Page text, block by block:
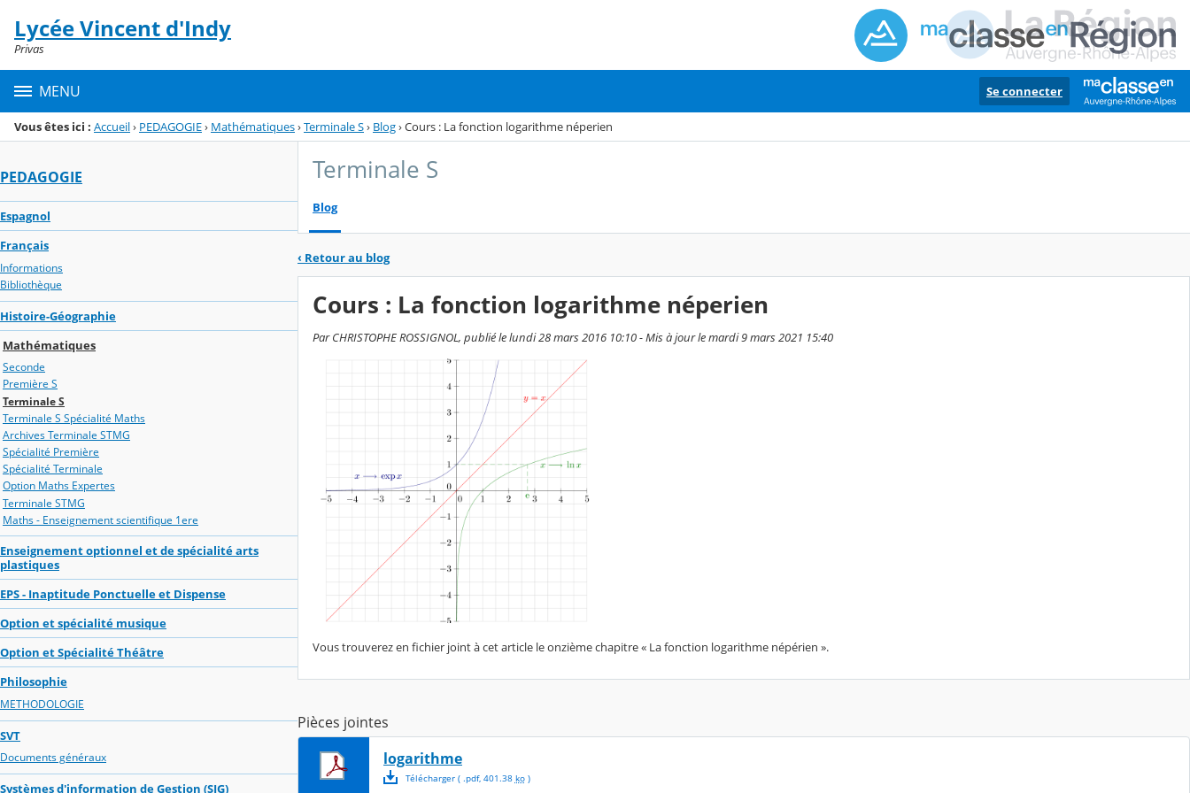
Menu de la rubrique
Contenu
Lycée Vincent d'Indy
Privas
MENU Se connecter
Vous êtes ici : Accueil› PEDAGOGIE› Mathématiques›Terminale S› Blog›Cours : La fonction logarithme néperien
PEDAGOGIE
Espagnol
Français
Informations
Bibliothèque
Histoire-Géographie
Mathématiques
Seconde
Première S
Terminale S
Terminale S Spécialité Maths
Archives Terminale STMG
Spécialité Première
Spécialité Terminale
Option Maths Expertes
Terminale STMG
Maths - Enseignement scientifique 1ere
Enseignement optionnel et de spécialité arts
plastiques
EPS - Inaptitude Ponctuelle et Dispense
Option et spécialité musique
Option et Spécialité Théâtre
Philosophie
METHODOLOGIE
SVT
Documents généraux
Systèmes d'information de Gestion (SIG)
Terminale S
Blog
‹ Retour au blog
Cours : La fonction logarithme néperien
Par CHRISTOPHE ROSSIGNOL, publié le lundi 28 mars 2016 10:10 - Mis à jour le mardi 9 mars 2021 15:40
Vous trouverez en fichier joint à cet article le onzième chapitre « La fonction logarithme népérien ».
Pièces jointes
logarithme
Télécharger( .pdf, 401.38 ko)